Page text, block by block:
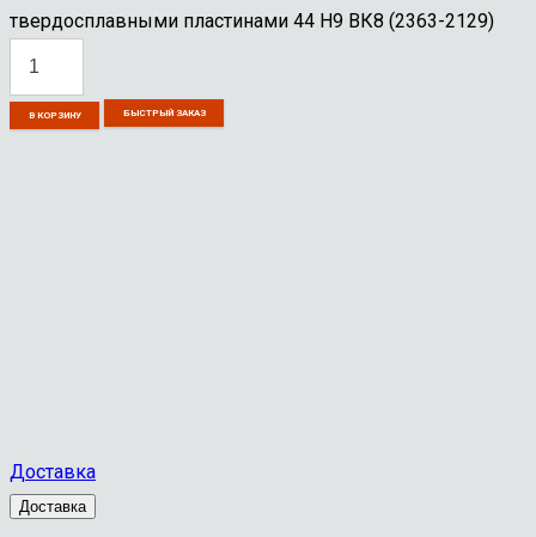
твердосплавными пластинами 44 Н9 ВК8 (2363-2129)
В КОРЗИНУ БЫСТРЫЙ ЗАКАЗ
Доставка
Доставка